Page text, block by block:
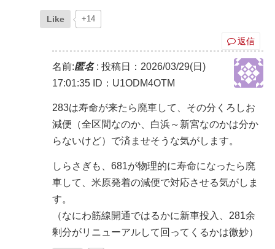
Like +14
返信
名前:匿名: 投稿日：2026/03/29(日)
17:01:35 ID：U1ODM4OTM
283は寿命が来たら廃車して、その分くろしお
減便（全区間なのか、白浜～新宮なのかは分か
らないけど）で済ませそうな気がします。
しらさぎも、681が物理的に寿命になったら廃
車して、米原発着の減便で対応させる気がしま
す。
（なにわ筋線開通ではるかに新車投入、281余
剰分がリニューアルして回ってくるかは微妙）